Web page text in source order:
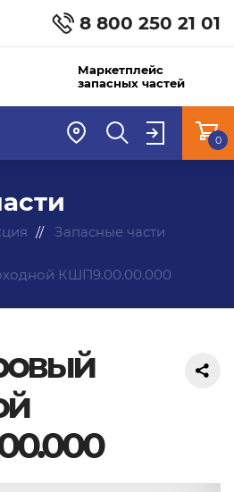
8 800 250 21 01
Маркетплейс
запасных частей
0
Запасные части
КШП9.00.00.000